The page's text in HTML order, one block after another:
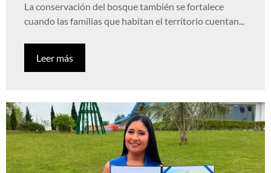
La conservación del bosque también se fortalece
cuando las familias que habitan el territorio cuentan...
Leer más